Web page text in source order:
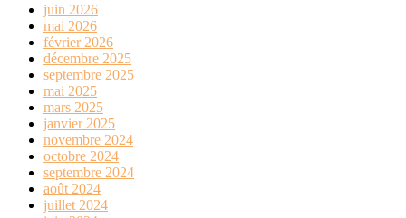
juin 2026
mai 2026
février 2026
décembre 2025
septembre 2025
mai 2025
mars 2025
janvier 2025
novembre 2024
octobre 2024
septembre 2024
août 2024
juillet 2024